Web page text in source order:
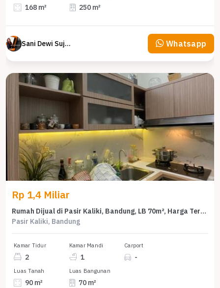
168 m² 250 m²
Sani Dewi Sujono Whatsapp
Rp 1,4 Miliar
Rumah Dijual di Pasir Kaliki, Bandung, LB 70m², Harga Terbaik!
Pasir Kaliki, Bandung
Kamar Tidur
2
Kamar Mandi
1
Carport
-
Luas Tanah
90 m²
Luas Bangunan
70 m²